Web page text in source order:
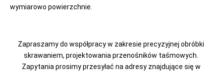
wymiarowo powierzchnie.
Zapraszamy do współpracy w zakresie precyzyjnej obróbki
skrawaniem, projektowania przenośników taśmowych.
Zapytania prosimy przesyłać na adresy znajdujące się w